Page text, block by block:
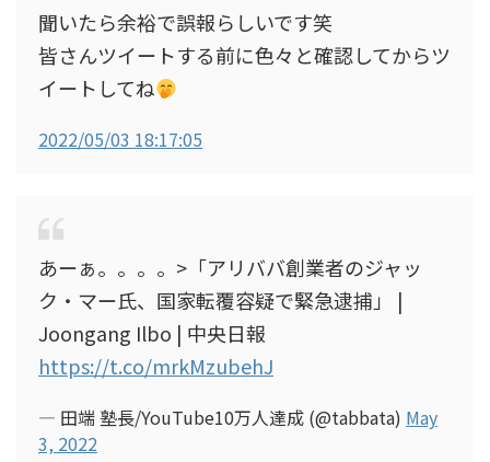
聞いたら余裕で誤報らしいです笑
皆さんツイートする前に色々と確認してからツ
イートしてね
2022/05/03 18:17:05
あーぁ。。。。>「アリババ創業者のジャッ
ク・マー氏、国家転覆容疑で緊急逮捕」 |
Joongang Ilbo | 中央日報
https://t.co/mrkMzubehJ
— 田端 塾長/YouTube10万人達成 (@tabbata) May
3, 2022